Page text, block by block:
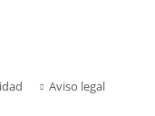
Aviso legal